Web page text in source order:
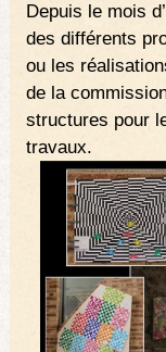
Depuis le mois
des différents
ou les
de la
structures pour
travaux.